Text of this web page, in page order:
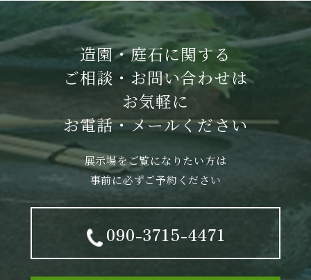
造園・庭石に関する
ご相談・お問い合わせは
お気軽に
お電話・メールください
展示場をご覧になりたい方は
事前に必ずご予約ください
090-3715-4471